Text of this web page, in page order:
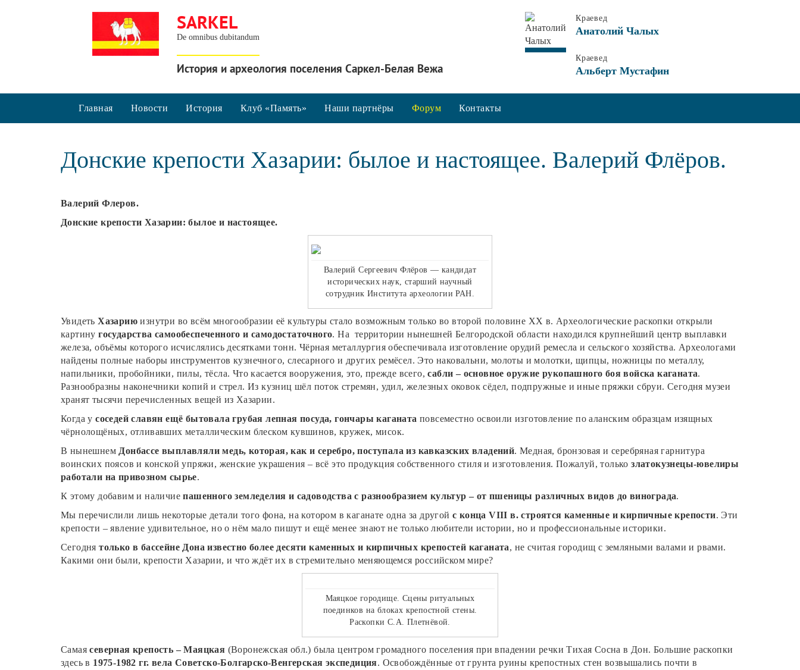
SARKEL
De omnibus dubitandum
История и археология поселения Саркел-Белая Вежа
Краевед
Анатолий Чалых
Краевед
Альберт Мустафин
Главная Новости История Клуб «Память» Наши партнёры Форум Контакты
Донские крепости Хазарии: былое и настоящее. Валерий Флёров.
Валерий Флеров.
Донские крепости Хазарии: былое и настоящее.
Валерий Сергеевич Флёров — кандидат
исторических наук, старший научный
сотрудник Института археологии РАН.
УвидетьХазарию изнутри во всём многообразии её культуры стало возможным только во второй половине XX в. Археологические раскопки открыли
картинугосударства самообеспеченного и самодостаточного. На территории нынешней Белгородской области находился крупнейший центр выплавки
железа, объёмы которого исчислялись десятками тонн. Чёрная металлургия обеспечивала изготовление орудий ремесла и сельского хозяйства. Археологами
найдены полные наборы инструментов кузнечного, слесарного и других ремёсел. Это наковальни, молоты и молотки, щипцы, ножницы по металлу,
напильники, пробойники, пилы, тёсла. Что касается вооружения, это, прежде всего,сабли – основное оружие рукопашного боя войска каганата.
Разнообразны наконечники копий и стрел. Из кузниц шёл поток стремян, удил, железных оковок сёдел, подпружные и иные пряжки сбруи. Сегодня музеи
хранят тысячи перечисленных вещей из Хазарии.
Когда усоседей славян ещё бытовала грубая лепная посуда, гончары каганатаповсеместно освоили изготовление по аланским образцам изящных
чёрнолощёных, отливавших металлическим блеском кувшинов, кружек, мисок.
В нынешнем Донбассе выплавляли медь, которая, как и серебро, поступала из кавказских владений. Медная, бронзовая и серебряная гарнитура
воинских поясов и конской упряжи, женские украшения – всё это продукция собственного стиля и изготовления. Пожалуй, толькозлатокузнецы-ювелиры
работали на привозном сырье.
К этому добавим и наличиепашенного земледелия и садоводства с разнообразием культур – от пшеницы различных видов до винограда.
Мы перечислили лишь некоторые детали того фона, на котором в каганате одна за другой с концаVIII в. строятся каменные и кирпичные крепости. Эти
крепости – явление удивительное, но о нём мало пишут и ещё менее знают не только любители истории, но и профессиональные историки.
Сегоднятолько в бассейне Дона известно более десяти каменных и кирпичных крепостей каганата, не считая городищ с земляными валами и рвами.
Какими они были, крепости Хазарии, и что ждёт их в стремительно меняющемся российском мире?
Маяцкое городище. Сцены ритуальных
поединков на блоках крепостной стены.
Раскопки С.А. Плетнёвой.
Самаясеверная крепость – Маяцкая (Воронежская обл.) была центром громадного поселения при впадении речки Тихая Сосна в Дон. Большие раскопки
здесь в 1975-1982 гг. вела Советско-Болгарско-Венгерская экспедиция. Освобождённые от грунта руины крепостных стен возвышались почти в